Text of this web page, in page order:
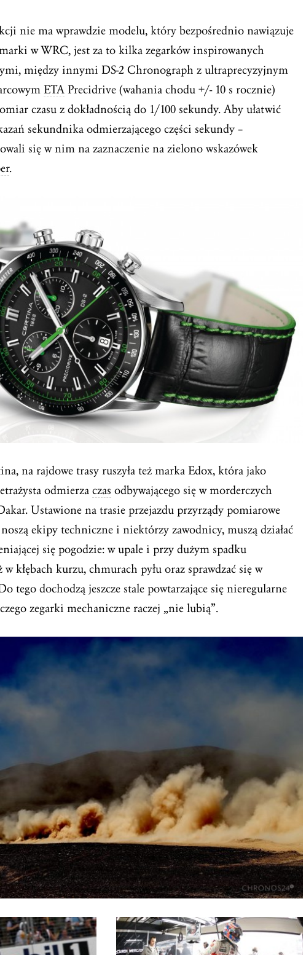
nie ma wprawdzie modelu, który bezpośrednio nawiązuje
w WRC, jest za to kilka zegarków inspirowanych
między innymi DS-2 Chronograph z ultraprecyzyjnym
ETA Precidrive (wahania chodu +/- 10 s rocznie)
czasu z dokładnością do 1/100 sekundy. Aby ułatwić
sekundnika odmierzającego części sekundy –
się w nim na zaznaczenie na zielono wskazówek
.
na rajdowe trasy ruszyła też marka Edox, która jako
odmierza czas odbywającego się w morderczych
Ustawione na trasie przejazdu przyrządy pomiarowe
ekipy techniczne i niektórzy zawodnicy, muszą działać
się pogodzie: w upale i przy dużym spadku
w kłębach kurzu, chmurach pyłu oraz sprawdzać się w
tego dochodzą jeszcze stale powtarzające się nieregularne
zegarki mechaniczne raczej „nie lubią”.